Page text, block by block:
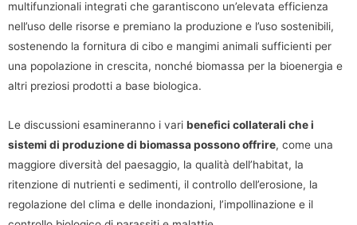
multifunzionali integrati che garantiscono un’elevata efficienza
nell’uso delle risorse e premiano la produzione e l’uso sostenibili,
sostenendo la fornitura di cibo e mangimi animali sufficienti per
una popolazione in crescita, nonché biomassa per la bioenergia e
altri preziosi prodotti a base biologica.
Le discussioni esamineranno i vari benefici collaterali che i
sistemi di produzione di biomassa possono offrire, come una
maggiore diversità del paesaggio, la qualità dell’habitat, la
ritenzione di nutrienti e sedimenti, il controllo dell’erosione, la
regolazione del clima e delle inondazioni, l’impollinazione e il